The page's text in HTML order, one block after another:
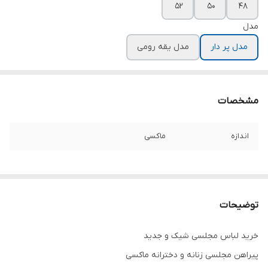
۴۸ ۵۰
۵۲
مدل
مدل پر دار
مدل یقه رومی
مشخصات
اندازه ماکسی
توضیحات
خرید لباس مجلسی شیک و جدید
پیراهن مجلسی زنانه و دخترانه ماکسی